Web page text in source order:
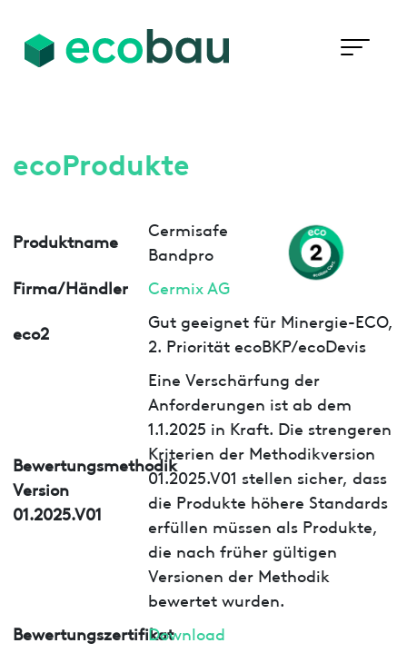
ecoProdukte
Produktname
Cermisafe
Bandpro
Firma/Händler
Cermix AG
eco2
Gut geeignet für Minergie-ECO,
2. Priorität ecoBKP/ecoDevis
Bewertungsmethodik
Version
01.2025.V01
Eine Verschärfung der
Anforderungen ist ab dem
1.1.2025 in Kraft. Die strengeren
Kriterien der Methodikversion
01.2025.V01 stellen sicher, dass
die Produkte höhere Standards
erfüllen müssen als Produkte,
die nach früher gültigen
Versionen der Methodik
bewertet wurden.
BewertungszertifikatDownload